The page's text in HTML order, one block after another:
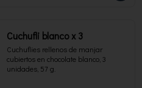
Cuchufli blanco x 3
Cuchuflies rellenos de manjar
cubiertos en chocolate blanco, 3
unidades, 57 g.